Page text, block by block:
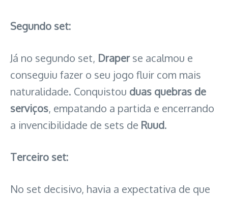
Segundo set:
Já no segundo set, Draperse acalmou e
conseguiu fazer o seu jogo fluir com mais
naturalidade. Conquistou duas quebras de
serviços, empatando a partida e encerrando
a invencibilidade de sets de Ruud.
Terceiro set:
No set decisivo, havia a expectativa de que